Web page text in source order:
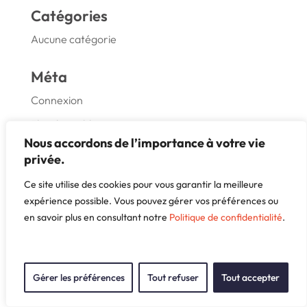
Nous accordons de l’importance à votre vie
privée.
Ce site utilise des cookies pour vous garantir la meilleure
expérience possible. Vous pouvez gérer vos préférences ou
en savoir plus en consultant notre Politique de confidentialité.
Gérer les préférences Tout refuser Tout accepter
Catégories
Aucune catégorie
Méta
Connexion
Flux des publications
Flux des commentaires